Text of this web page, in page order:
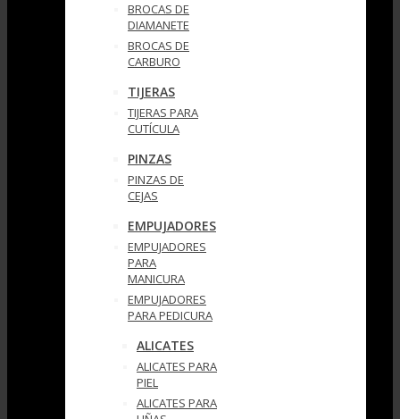
BROCAS DE
DIAMANETE
BROCAS DE
CARBURO
TIJERAS
TIJERAS PARA
CUTÍCULA
PINZAS
PINZAS DE
CEJAS
EMPUJADORES
EMPUJADORES
PARA
MANICURA
EMPUJADORES
PARA PEDICURA
ALICATES
ALICATES PARA
PIEL
ALICATES PARA